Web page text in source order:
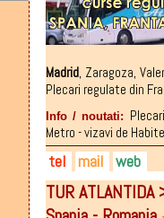
0722-136181
0730-185373
0735-777221
Madrid, Zaragoza,
Plecari regulate din
Info / noutati:
Metro - vizavi de
tel
004.0745-
mail web
turatlantida.ro
TUR ATLANTIDA